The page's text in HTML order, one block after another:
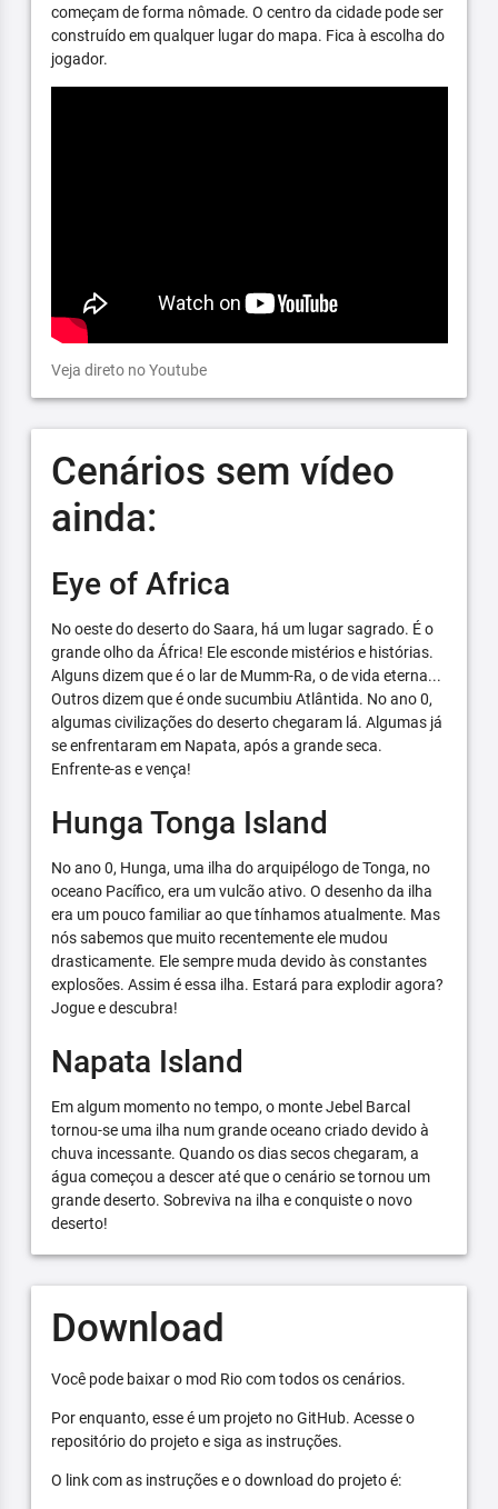
começam de forma nômade. O centro da cidade pode ser
construído em qualquer lugar do mapa. Fica à escolha do
jogador.
Veja direto no Youtube
Cenários sem vídeo
ainda:
Eye of Africa
No oeste do deserto do Saara, há um lugar sagrado. É o
grande olho da África! Ele esconde mistérios e histórias.
Alguns dizem que é o lar de Mumm-Ra, o de vida eterna...
Outros dizem que é onde sucumbiu Atlântida. No ano 0,
algumas civilizações do deserto chegaram lá. Algumas já
se enfrentaram em Napata, após a grande seca.
Enfrente-as e vença!
Hunga Tonga Island
No ano 0, Hunga, uma ilha do arquipélogo de Tonga, no
oceano Pacífico, era um vulcão ativo. O desenho da ilha
era um pouco familiar ao que tínhamos atualmente. Mas
nós sabemos que muito recentemente ele mudou
drasticamente. Ele sempre muda devido às constantes
explosões. Assim é essa ilha. Estará para explodir agora?
Jogue e descubra!
Napata Island
Em algum momento no tempo, o monte Jebel Barcal
tornou-se uma ilha num grande oceano criado devido à
chuva incessante. Quando os dias secos chegaram, a
água começou a descer até que o cenário se tornou um
grande deserto. Sobreviva na ilha e conquiste o novo
deserto!
Download
Você pode baixar o mod Rio com todos os cenários.
Por enquanto, esse é um projeto no GitHub. Acesse o
repositório do projeto e siga as instruções.
O link com as instruções e o download do projeto é: